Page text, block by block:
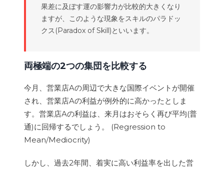
果差に及ぼす運の影響力が比較的大きくなり
ますが、このような現象をスキルのパラドッ
クス(Paradox of Skill)といいます。
両極端の2つの集団を比較する
今月、営業店Aの周辺で大きな国際イベントが開催
され、営業店Aの利益が例外的に高かったとしま
す。営業店Aの利益は、来月はおそらく再び平均(普
通)に回帰するでしょう。 (Regression to
Mean/Mediocrity)
しかし、過去2年間、着実に高い利益率を出した営